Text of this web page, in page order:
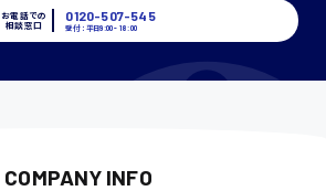
お電話での
相談窓口
0120-507-545
受付：平日9:00 - 18:00
COMPANY INFO